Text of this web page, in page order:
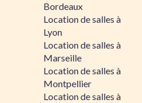
Bordeaux
Location de salles à
Lyon
Location de salles à
Marseille
Location de salles à
Montpellier
Location de salles à